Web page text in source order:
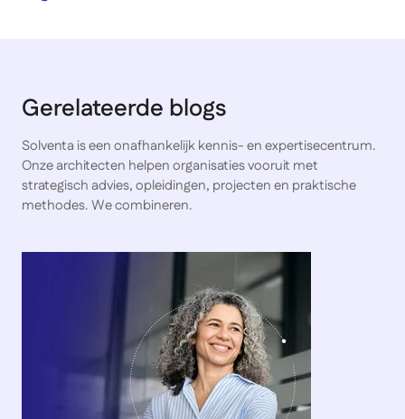
Gerelateerde blogs
Solventa is een onafhankelijk kennis- en expertisecentrum.
Onze architecten helpen organisaties vooruit met
strategisch advies, opleidingen, projecten en praktische
methodes. We combineren.